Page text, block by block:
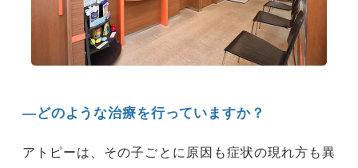
―どのような治療を行っていますか？
アトピーは、その子ごとに原因も症状の現れ方も異